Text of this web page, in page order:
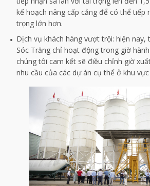
kế hoạch nâng cấp cảng để có thể tiếp
trọng lớn hơn.
Dịch vụ khách hàng vượt trội: hiện nay,
Sóc Trăng chỉ hoạt động trong giờ
chúng tôi cam kết sẽ điều chỉnh giờ
nhu cầu của các dự án cụ thể ở khu